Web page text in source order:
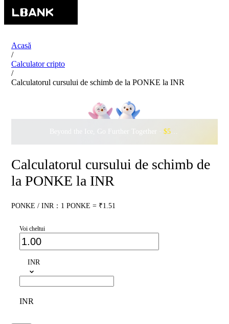
Acasă
/
Calculator cripto
/
Calculatorul cursului de schimb de la PONKE la INR
Beyond the Ice, Go Further Together · $500,000
Calculatorul cursului de schimb de
la PONKE la INR
PONKE / INR：1 PONKE = ₹1.51
Voi cheltui
INR
INR